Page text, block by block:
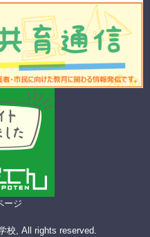
ージ
校, All rights reserved.